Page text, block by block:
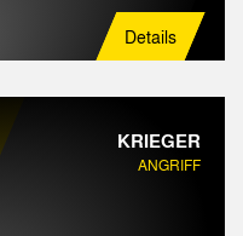
Details
KRIEGER
ANGRIFF